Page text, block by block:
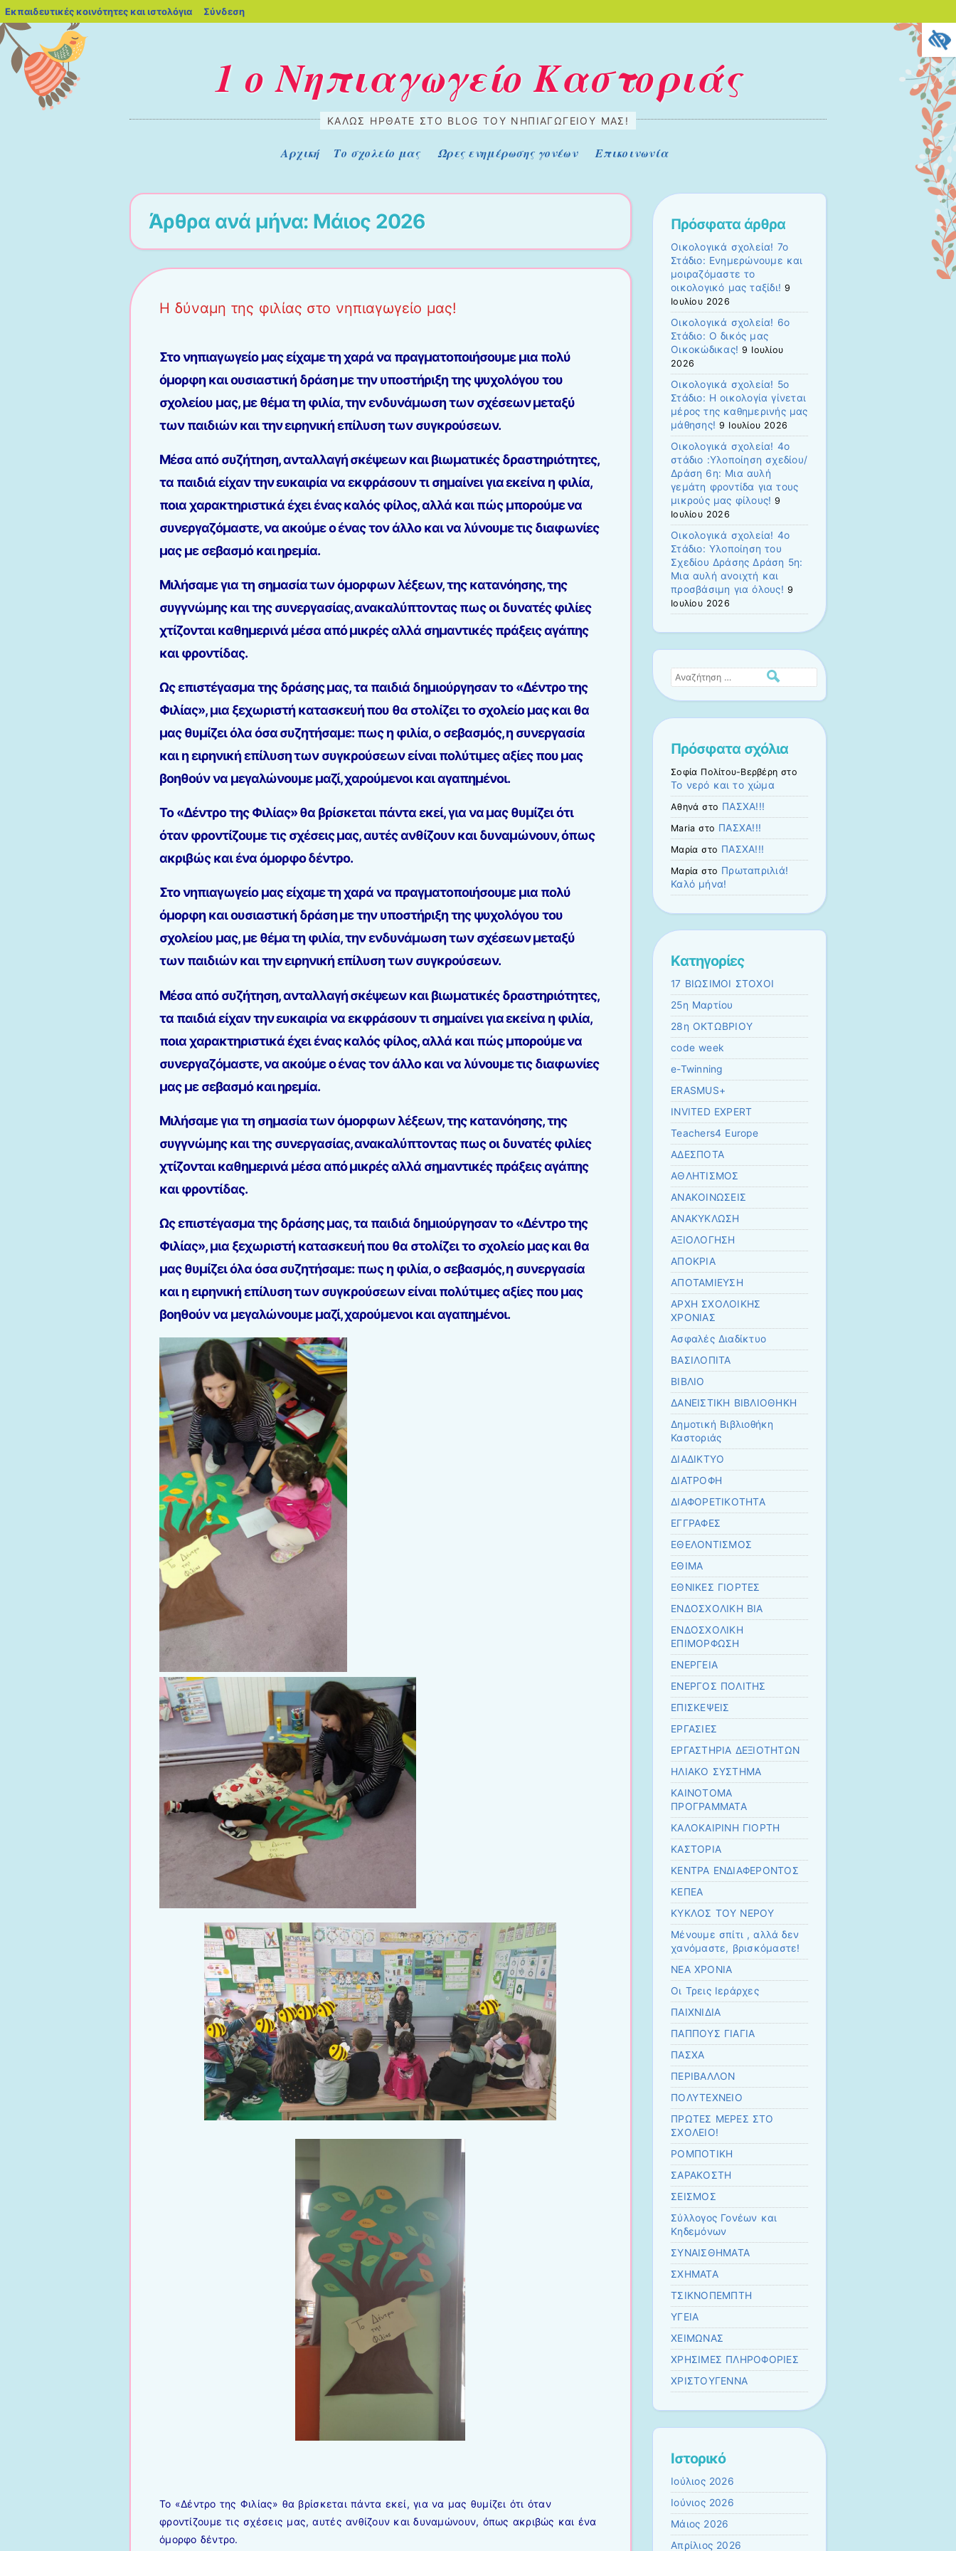
1 ο Νηπιαγωγείο Καστοριάς
ΚΑΛΏΣ ΉΡΘΑΤΕ ΣΤΟ BLOG ΤΟΥ ΝΗΠΙΑΓΩΓΕΊΟΥ ΜΑΣ!
Μετάβαση στο περιεχόμενοΑρχική Το σχολείο μας Ώρες ενημέρωσης γονέων Επικοινωνία
Άρθρα ανά μήνα: Μάιος 2026
Η δύναμη της φιλίας στο νηπιαγωγείο μας!
Στο νηπιαγωγείο μας είχαμε τη χαρά να πραγματοποιήσουμε μια πολύ
όμορφη και ουσιαστική δράση με την υποστήριξη της ψυχολόγου του
σχολείου μας, με θέμα τη φιλία, την ενδυνάμωση των σχέσεων μεταξύ
των παιδιών και την ειρηνική επίλυση των συγκρούσεων.
Μέσα από συζήτηση, ανταλλαγή σκέψεων και βιωματικές δραστηριότητες,
τα παιδιά είχαν την ευκαιρία να εκφράσουν τι σημαίνει για εκείνα η φιλία,
ποια χαρακτηριστικά έχει ένας καλός φίλος, αλλά και πώς μπορούμε να
συνεργαζόμαστε, να ακούμε ο ένας τον άλλο και να λύνουμε τις διαφωνίες
μας με σεβασμό και ηρεμία.
Μιλήσαμε για τη σημασία των όμορφων λέξεων, της κατανόησης, της
συγγνώμης και της συνεργασίας, ανακαλύπτοντας πως οι δυνατές φιλίες
χτίζονται καθημερινά μέσα από μικρές αλλά σημαντικές πράξεις αγάπης
και φροντίδας.
Ως επιστέγασμα της δράσης μας, τα παιδιά δημιούργησαν το «Δέντρο της
Φιλίας», μια ξεχωριστή κατασκευή που θα στολίζει το σχολείο μας και θα
μας θυμίζει όλα όσα συζητήσαμε: πως η φιλία, ο σεβασμός, η συνεργασία
και η ειρηνική επίλυση των συγκρούσεων είναι πολύτιμες αξίες που μας
βοηθούν να μεγαλώνουμε μαζί, χαρούμενοι και αγαπημένοι.
Το «Δέντρο της Φιλίας» θα βρίσκεται πάντα εκεί, για να μας θυμίζει ότι
όταν φροντίζουμε τις σχέσεις μας, αυτές ανθίζουν και δυναμώνουν, όπως
ακριβώς και ένα όμορφο δέντρο.
Στο νηπιαγωγείο μας είχαμε τη χαρά να πραγματοποιήσουμε μια πολύ
όμορφη και ουσιαστική δράση με την υποστήριξη της ψυχολόγου του
σχολείου μας, με θέμα τη φιλία, την ενδυνάμωση των σχέσεων μεταξύ
των παιδιών και την ειρηνική επίλυση των συγκρούσεων.
Μέσα από συζήτηση, ανταλλαγή σκέψεων και βιωματικές δραστηριότητες,
τα παιδιά είχαν την ευκαιρία να εκφράσουν τι σημαίνει για εκείνα η φιλία,
ποια χαρακτηριστικά έχει ένας καλός φίλος, αλλά και πώς μπορούμε να
συνεργαζόμαστε, να ακούμε ο ένας τον άλλο και να λύνουμε τις διαφωνίες
μας με σεβασμό και ηρεμία.
Μιλήσαμε για τη σημασία των όμορφων λέξεων, της κατανόησης, της
συγγνώμης και της συνεργασίας, ανακαλύπτοντας πως οι δυνατές φιλίες
χτίζονται καθημερινά μέσα από μικρές αλλά σημαντικές πράξεις αγάπης
και φροντίδας.
Ως επιστέγασμα της δράσης μας, τα παιδιά δημιούργησαν το «Δέντρο της
Φιλίας», μια ξεχωριστή κατασκευή που θα στολίζει το σχολείο μας και θα
μας θυμίζει όλα όσα συζητήσαμε: πως η φιλία, ο σεβασμός, η συνεργασία
και η ειρηνική επίλυση των συγκρούσεων είναι πολύτιμες αξίες που μας
βοηθούν να μεγαλώνουμε μαζί, χαρούμενοι και αγαπημένοι.
Το «Δέντρο της Φιλίας» θα βρίσκεται πάντα εκεί, για να μας θυμίζει ότι όταν
φροντίζουμε τις σχέσεις μας, αυτές ανθίζουν και δυναμώνουν, όπως ακριβώς και ένα
όμορφο δέντρο.
Πρόσφατα άρθρα
Οικολογικά σχολεία! 7ο
Στάδιο: Ενημερώνουμε και
μοιραζόμαστε το
οικολογικό μας ταξίδι! 9
Ιουλίου 2026
Οικολογικά σχολεία! 6ο
Στάδιο: Ο δικός μας
Οικοκώδικας! 9 Ιουλίου
2026
Οικολογικά σχολεία! 5ο
Στάδιο: Η οικολογία γίνεται
μέρος της καθημερινής μας
μάθησης! 9 Ιουλίου 2026
Οικολογικά σχολεία! 4ο
στάδιο :Υλοποίηση σχεδίου/
Δράση 6η: Μια αυλή
γεμάτη φροντίδα για τους
μικρούς μας φίλους! 9
Ιουλίου 2026
Οικολογικά σχολεία! 4ο
Στάδιο: Υλοποίηση του
Σχεδίου Δράσης Δράση 5η:
Μια αυλή ανοιχτή και
προσβάσιμη για όλους! 9
Ιουλίου 2026
Αναζήτηση
Πρόσφατα σχόλια
Σοφία Πολίτου-Βερβέρη στο
Το νερό και το χώμα
Αθηνά στο ΠΑΣΧΑ!!!
Maria στο ΠΑΣΧΑ!!!
Μαρία στο ΠΑΣΧΑ!!!
Μαρία στο Πρωταπριλιά!
Καλό μήνα!
Kατηγορίες
17 ΒΙΩΣΙΜΟΙ ΣΤΟΧΟΙ
25η Μαρτίου
28η ΟΚΤΩΒΡΙΟΥ
code week
e-Twinning
ERASMUS+
INVITED EXPERT
Teachers4 Europe
ΑΔΕΣΠΟΤΑ
ΑΘΛΗΤΙΣΜΟΣ
ΑΝΑΚΟΙΝΩΣΕΙΣ
ΑΝΑΚΥΚΛΩΣΗ
ΑΞΙΟΛΟΓΗΣΗ
ΑΠΟΚΡΙΑ
ΑΠΟΤΑΜΙΕΥΣΗ
ΑΡΧΗ ΣΧΟΛΟΙΚΗΣ
ΧΡΟΝΙΑΣ
Ασφαλές Διαδίκτυο
ΒΑΣΙΛΟΠΙΤΑ
ΒΙΒΛΙΟ
ΔΑΝΕΙΣΤΙΚΗ ΒΙΒΛΙΟΘΗΚΗ
Δημοτική Βιβλιοθήκη
Καστοριάς
ΔΙΑΔΙΚΤΥΟ
ΔΙΑΤΡΟΦΗ
ΔΙΑΦΟΡΕΤΙΚΟΤΗΤΑ
ΕΓΓΡΑΦΕΣ
ΕΘΕΛΟΝΤΙΣΜΟΣ
ΕΘΙΜΑ
ΕΘΝΙΚΕΣ ΓΙΟΡΤΕΣ
ΕΝΔΟΣΧΟΛΙΚΗ ΒΙΑ
ΕΝΔΟΣΧΟΛΙΚΗ
ΕΠΙΜΟΡΦΩΣΗ
ΕΝΕΡΓΕΙΑ
ΕΝΕΡΓΟΣ ΠΟΛΙΤΗΣ
ΕΠΙΣΚΕΨΕΙΣ
ΕΡΓΑΣΙΕΣ
ΕΡΓΑΣΤΗΡΙΑ ΔΕΞΙΟΤΗΤΩΝ
ΗΛΙΑΚΟ ΣΥΣΤΗΜΑ
ΚΑΙΝΟΤΟΜΑ
ΠΡΟΓΡΑΜΜΑΤΑ
ΚΑΛΟΚΑΙΡΙΝΗ ΓΙΟΡΤΗ
ΚΑΣΤΟΡΙΑ
ΚΕΝΤΡΑ ΕΝΔΙΑΦΕΡΟΝΤΟΣ
ΚΕΠΕΑ
ΚΥΚΛΟΣ ΤΟΥ ΝΕΡΟΥ
Μένουμε σπίτι , αλλά δεν
χανόμαστε, βρισκόμαστε!
ΝΕΑ ΧΡΟΝΙΑ
Οι Τρεις Ιεράρχες
ΠΑΙΧΝΙΔΙΑ
ΠΑΠΠΟΥΣ ΓΙΑΓΙΑ
ΠΑΣΧΑ
ΠΕΡΙΒΑΛΛΟΝ
ΠΟΛΥΤΕΧΝΕΙΟ
ΠΡΩΤΕΣ ΜΕΡΕΣ ΣΤΟ
ΣΧΟΛΕΙΟ!
ΡΟΜΠΟΤΙΚΗ
ΣΑΡΑΚΟΣΤΗ
ΣΕΙΣΜΟΣ
Σύλλογος Γονέων και
Κηδεμόνων
ΣΥΝΑΙΣΘΗΜΑΤΑ
ΣΧΗΜΑΤΑ
ΤΣΙΚΝΟΠΕΜΠΤΗ
ΥΓΕΙΑ
ΧΕΙΜΩΝΑΣ
ΧΡΗΣΙΜΕΣ ΠΛΗΡΟΦΟΡΙΕΣ
ΧΡΙΣΤΟΥΓΕΝΝΑ
Ιστορικό
Ιούλιος 2026
Ιούνιος 2026
Μάιος 2026
Απρίλιος 2026
Εκπαιδευτικές κοινότητες και ιστολόγια blogs.sch.gr
Σύνδεση